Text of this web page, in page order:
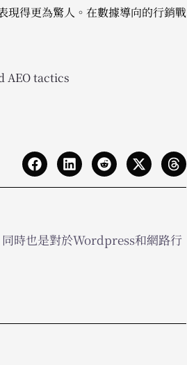
現得更為驚人。在數據導向的行銷戰
AEO tactics
時也是對於Wordpress和網路行